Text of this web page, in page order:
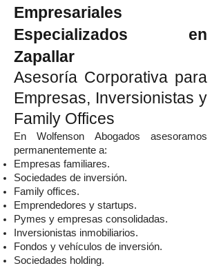
Empresariales
Especializados en
Zapallar
Asesoría Corporativa para
Empresas, Inversionistas y
Family Offices
En Wolfenson Abogados asesoramos
permanentemente a:
Empresas familiares.
Sociedades de inversión.
Family offices.
Emprendedores y startups.
Pymes y empresas consolidadas.
Inversionistas inmobiliarios.
Fondos y vehículos de inversión.
Sociedades holding.